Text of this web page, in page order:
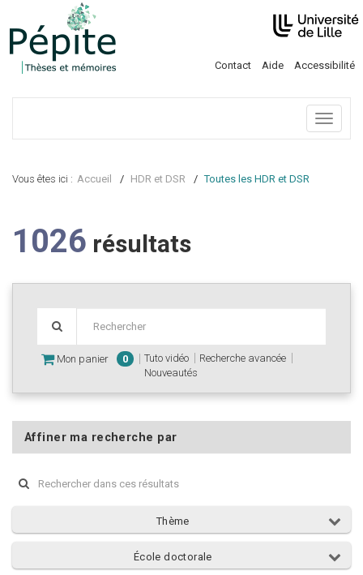
Contact Aide Accessibilité
Menu
Vous êtes ici : Accueil HDR et DSR Toutes les HDR et DSR
1026 résultats
Mon panier 0 Tuto vidéo
Recherche avancée
Nouveautés
Affiner ma recherche par
Thème
École doctorale